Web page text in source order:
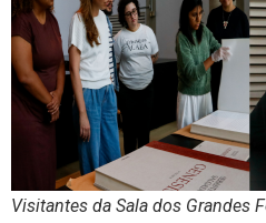
Visitantes da Sala dos Grandes